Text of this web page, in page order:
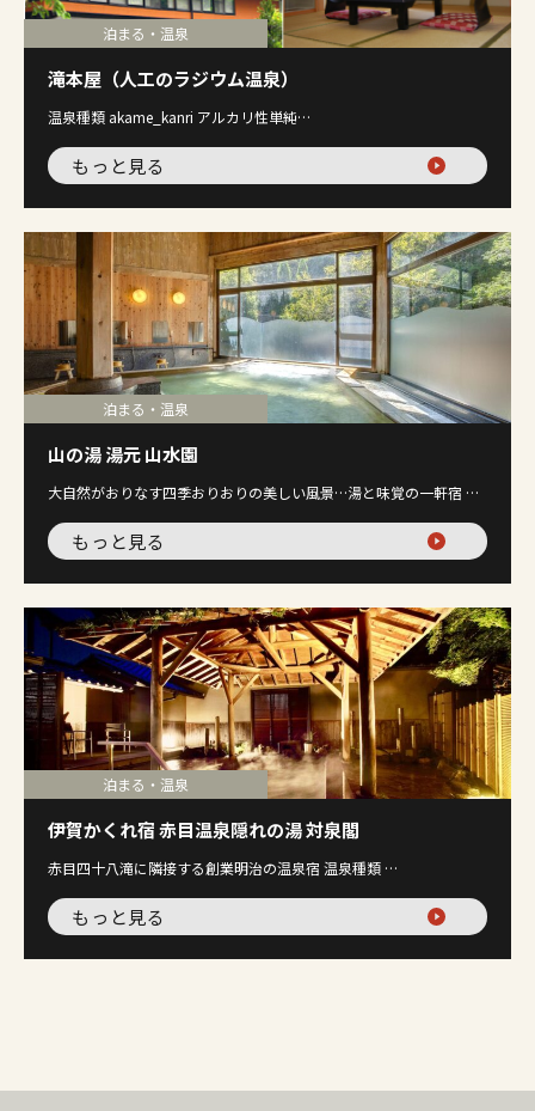
泊まる・温泉
滝本屋（人工のラジウム温泉）
温泉種類 akame_kanri アルカリ性単純…
もっと見る
泊まる・温泉
山の湯 湯元 山水園
大自然がおりなす四季おりおりの美しい風景…湯と味覚の一軒宿 …
もっと見る
泊まる・温泉
伊賀かくれ宿 赤目温泉隠れの湯 対泉閣
赤目四十八滝に隣接する創業明治の温泉宿 温泉種類 …
もっと見る